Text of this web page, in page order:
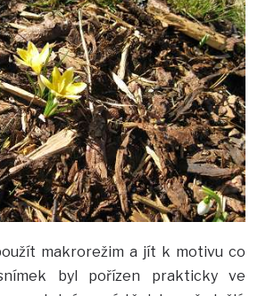
makrorežim a jít k motivu co
byl pořízen prakticky ve